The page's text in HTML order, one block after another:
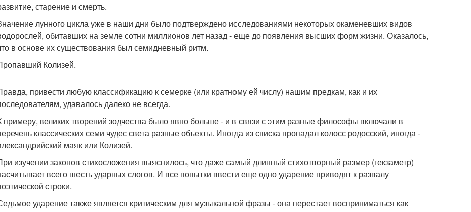
старение и смерть.
лунного цикла уже в наши дни было подтверждено исследованиями некоторых окаменевших видов
обитавших на земле сотни миллионов лет назад - еще до появления высших форм жизни. Оказалось,
в основе их существования был семидневный ритм.
Колизей.
привести любую классификацию к семерке (или кратному ей числу) нашим предкам, как и их
удавалось далеко не всегда.
примеру, великих творений зодчества было явно больше - и в связи с этим разные философы включали в
классических семи чудес света разные объекты. Иногда из списка пропадал колосс родосский, иногда -
маяк или Колизей.
изучении законов стихосложения выяснилось, что даже самый длинный стихотворный размер (гекзаметр)
всего шесть ударных слогов. И все попытки ввести еще одно ударение приводят к развалу
строки.
ударение также является критическим для музыкальной фразы - она перестает восприниматься как